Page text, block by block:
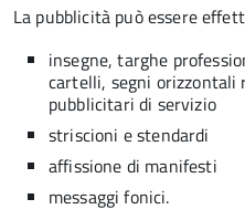
La pubblicità può essere
insegne, targhe
cartelli, segni orizzontali
pubblicitari di servizio
striscioni e stendardi
affissione di manifesti
messaggi fonici.